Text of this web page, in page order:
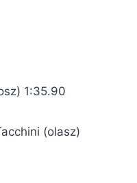
1:35.90
(olasz)